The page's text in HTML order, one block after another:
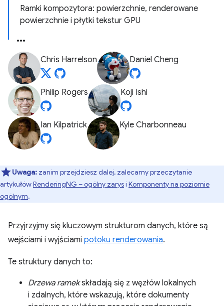
Ramki kompozytora: powierzchnie, renderowane
powierzchnie i płytki tekstur GPU
Chris Harrelson Daniel Cheng
Philip Rogers Koji Ishi
Ian Kilpatrick Kyle Charbonneau
Uwaga: zanim przejdziesz dalej, zalecamy przeczytanie
artykułówRenderingNG – ogólny zarysi Komponenty na poziomie
ogólnym.
Przyjrzyjmy się kluczowym strukturom danych, które są
wejściami i wyjściami potoku renderowania.
Te struktury danych to:
Drzewa ramekskładają się z węzłów lokalnych
i zdalnych, które wskazują, które dokumenty